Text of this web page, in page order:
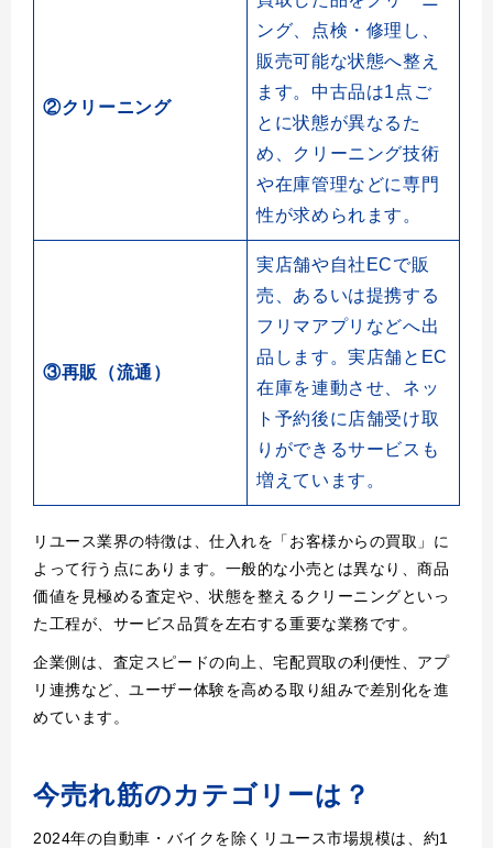
②クリーニング
ング、点検・修理し、
販売可能な状態へ整え
ます。中古品は1点ご
とに状態が異なるた
め、クリーニング技術
や在庫管理などに専門
性が求められます。
③再販（流通）
実店舗や自社ECで販
売、あるいは提携する
フリマアプリなどへ出
品します。実店舗とEC
在庫を連動させ、ネッ
ト予約後に店舗受け取
りができるサービスも
増えています。
リユース業界の特徴は、仕入れを「お客様からの買取」に
よって行う点にあります。一般的な小売とは異なり、商品
価値を見極める査定や、状態を整えるクリーニングといっ
た工程が、サービス品質を左右する重要な業務です。
企業側は、査定スピードの向上、宅配買取の利便性、アプ
リ連携など、ユーザー体験を高める取り組みで差別化を進
めています。
今売れ筋のカテゴリーは？
2024年の自動車・バイクを除くリユース市場規模は、約1